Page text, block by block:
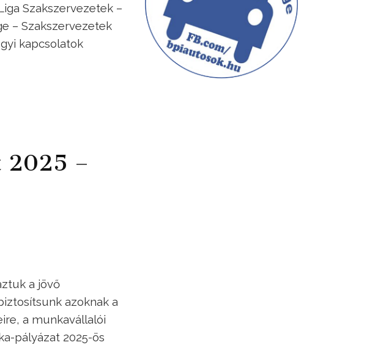
Szakszervezetek –
– Szakszervezetek
kapcsolatok
2025 –
a jövő
azoknak a
a munkavállalói
pályázat 2025-ös